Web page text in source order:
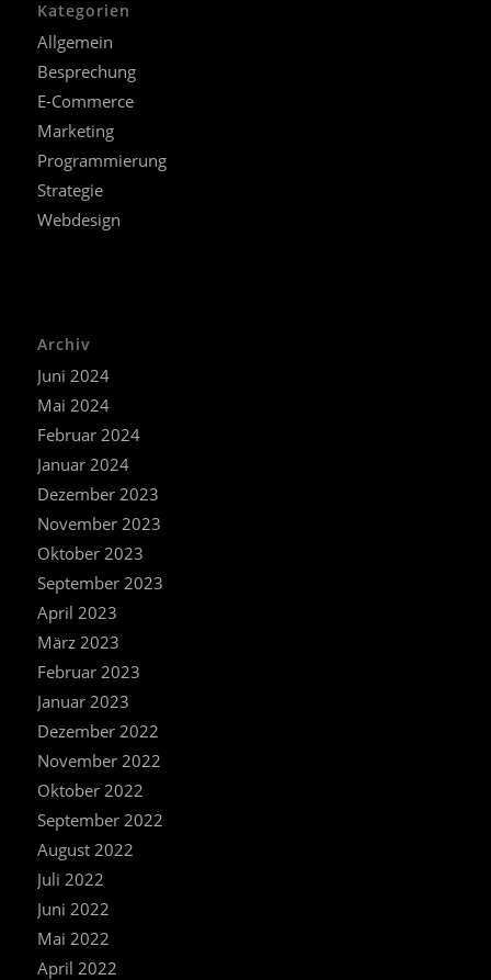
Kategorien
Allgemein
Besprechung
E-Commerce
Marketing
Programmierung
Strategie
Webdesign
Archiv
Juni 2024
Mai 2024
Februar 2024
Januar 2024
Dezember 2023
November 2023
Oktober 2023
September 2023
April 2023
März 2023
Februar 2023
Januar 2023
Dezember 2022
November 2022
Oktober 2022
September 2022
August 2022
Juli 2022
Juni 2022
Mai 2022
April 2022